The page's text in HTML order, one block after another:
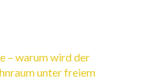
– warum wird der
unter freiem